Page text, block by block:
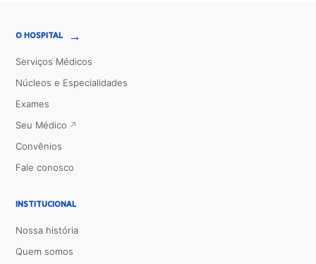
O HOSPITAL →
Serviços Médicos
Núcleos e Especialidades
Exames
Seu Médico
Convênios
Fale conosco
INSTITUCIONAL
Nossa história
Quem somos